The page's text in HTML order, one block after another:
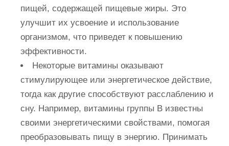
пищей, содержащей пищевые жиры. Это
улучшит их усвоение и использование
организмом, что приведет к повышению
эффективности.
Некоторые витамины оказывают
стимулирующее или энергетическое действие,
тогда как другие способствуют расслаблению и
сну. Например, витамины группы B известны
своими энергетическими свойствами, помогая
преобразовывать пищу в энергию. Принимать